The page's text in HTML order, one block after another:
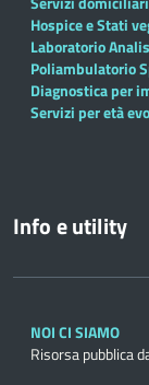
Hospice e Stati
Laboratorio
Poliambulatorio
Diagnostica per
Servizi per età
Info e utility
NOI CI SIAMO
Risorsa pubblica